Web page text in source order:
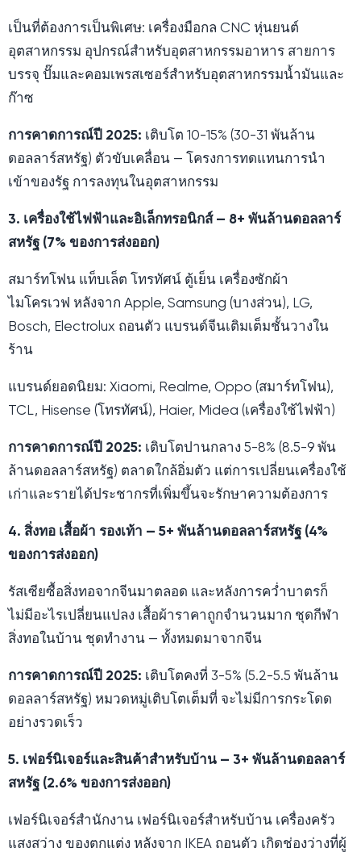
เป็นที่ต้องการเป็นพิเศษ: เครื่องมือกล CNC หุ่นยนต์
อุตสาหกรรม อุปกรณ์สำหรับอุตสาหกรรมอาหาร สายการ
บรรจุ ปั๊มและคอมเพรสเซอร์สำหรับอุตสาหกรรมน้ำมันและ
ก๊าซ
การคาดการณ์ปี 2025: เติบโต 10-15% (30-31 พันล้าน
ดอลลาร์สหรัฐ) ตัวขับเคลื่อน — โครงการทดแทนการนำ
เข้าของรัฐ การลงทุนในอุตสาหกรรม
3. เครื่องใช้ไฟฟ้าและอิเล็กทรอนิกส์ — 8+ พันล้านดอลลาร์
สหรัฐ (7% ของการส่งออก)
สมาร์ทโฟน แท็บเล็ต โทรทัศน์ ตู้เย็น เครื่องซักผ้า
ไมโครเวฟ หลังจาก Apple, Samsung (บางส่วน), LG,
Bosch, Electrolux ถอนตัว แบรนด์จีนเติมเต็มชั้นวางใน
ร้าน
แบรนด์ยอดนิยม: Xiaomi, Realme, Oppo (สมาร์ทโฟน),
TCL, Hisense (โทรทัศน์), Haier, Midea (เครื่องใช้ไฟฟ้า)
การคาดการณ์ปี 2025: เติบโตปานกลาง 5-8% (8.5-9 พัน
ล้านดอลลาร์สหรัฐ) ตลาดใกล้อิ่มตัว แต่การเปลี่ยนเครื่องใช้
เก่าและรายได้ประชากรที่เพิ่มขึ้นจะรักษาความต้องการ
4. สิ่งทอ เสื้อผ้า รองเท้า — 5+ พันล้านดอลลาร์สหรัฐ (4%
ของการส่งออก)
รัสเซียซื้อสิ่งทอจากจีนมาตลอด และหลังการคว่ำบาตรก็
ไม่มีอะไรเปลี่ยนแปลง เสื้อผ้าราคาถูกจำนวนมาก ชุดกีฬา
สิ่งทอในบ้าน ชุดทำงาน — ทั้งหมดมาจากจีน
การคาดการณ์ปี 2025: เติบโตคงที่ 3-5% (5.2-5.5 พันล้าน
ดอลลาร์สหรัฐ) หมวดหมู่เติบโตเต็มที่ จะไม่มีการกระโดด
อย่างรวดเร็ว
5. เฟอร์นิเจอร์และสินค้าสำหรับบ้าน — 3+ พันล้านดอลลาร์
สหรัฐ (2.6% ของการส่งออก)
เฟอร์นิเจอร์สำนักงาน เฟอร์นิเจอร์สำหรับบ้าน เครื่องครัว
แสงสว่าง ของตกแต่ง หลังจาก IKEA ถอนตัว เกิดช่องว่างที่ผู้